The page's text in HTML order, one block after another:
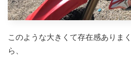
このような大きくて存在感ありま
ら、